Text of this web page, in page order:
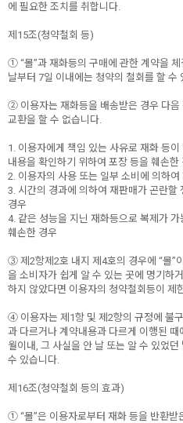
에 필요한 조치를 취합니다.
제15조(청약철회 등)
① “몰”과 재화등의 구매에 관한 계약을
날부터 7일 이내에는 청약의 철회를 할 수
② 이용자는 재화등을 배송받은 경우 다음
교환을 할 수 없습니다.
1. 이용자에게 책임 있는 사유로 재화 등
내용을 확인하기 위하여 포장 등을 훼손
2. 이용자의 사용 또는 일부 소비에 의하
3. 시간의 경과에 의하여 재판매가 곤란
경우
4. 같은 성능을 지닌 재화등으로 복제가
훼손한 경우
③ 제2항제2호 내지 제4호의 경우에 “몰”
을 소비자가 쉽게 알 수 있는 곳에 명기하
하지 않았다면 이용자의 청약철회등이 제
④ 이용자는 제1항 및 제2항의 규정에 불
과 다르거나 계약내용과 다르게 이행된
월이내, 그 사실을 안 날 또는 알 수 있었
수 있습니다.
제16조(청약철회 등의 효과)
① “몰”은 이용자로부터 재화 등을 반환받